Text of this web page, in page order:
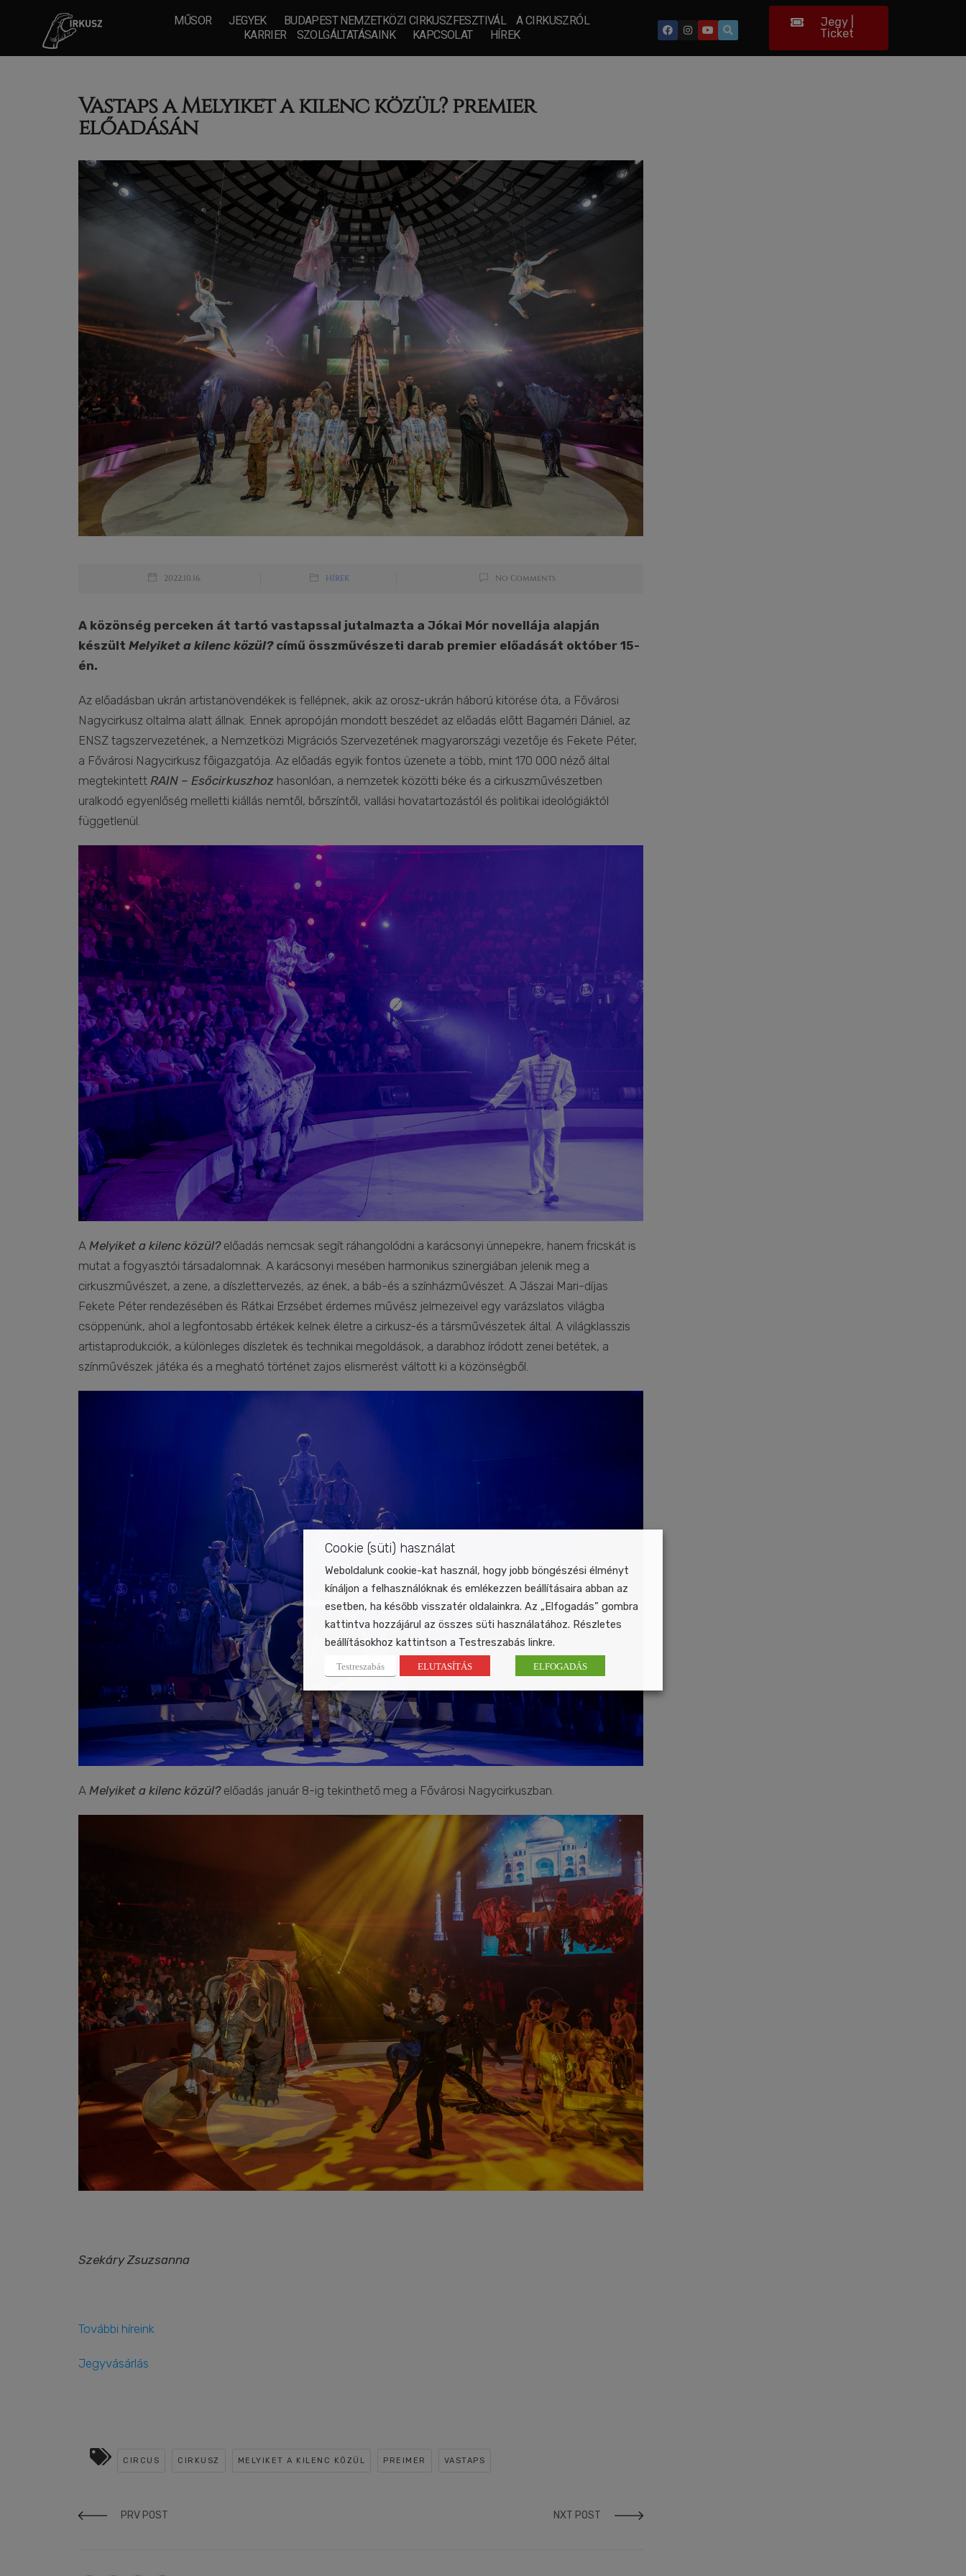
MŰSOR JEGYEK BUDAPEST NEMZETKÖZI CIRKUSZFESZTIVÁL
A CIRKUSZRÓL
KARRIER
SZOLGÁLTATÁSAINK KAPCSOLAT HÍREK
Jegy |
Ticket
Vastaps a Melyiket a kilenc közül? premier
előadásán
2022.10.16. HÍREK No Comments
A közönség perceken át tartó vastapssal jutalmazta a Jókai Mór novellája alapján
készült Melyiket a kilenc közül?című összművészeti darab premier előadását október 15-
én.
Az előadásban ukrán artistanövendékek is fellépnek, akik az orosz-ukrán háború kitörése óta, a Fővárosi
Nagycirkusz oltalma alatt állnak. Ennek apropóján mondott beszédet az előadás előtt Bagaméri Dániel, az
ENSZ tagszervezetének, a Nemzetközi Migrációs Szervezetének magyarországi vezetője és Fekete Péter,
a Fővárosi Nagycirkusz főigazgatója. Az előadás egyik fontos üzenete a több, mint 170 000 néző által
megtekintett RAIN – Esőcirkuszhoz hasonlóan, a nemzetek közötti béke és a cirkuszművészetben
uralkodó egyenlőség melletti kiállás nemtől, bőrszíntől, vallási hovatartozástól és politikai ideológiáktól
függetlenül.
A Melyiket a kilenc közül? előadás nemcsak segít ráhangolódni a karácsonyi ünnepekre, hanem fricskát is
mutat a fogyasztói társadalomnak. A karácsonyi mesében harmonikus szinergiában jelenik meg a
cirkuszművészet, a zene, a díszlettervezés, az ének, a báb-és a színházművészet. A Jászai Mari-díjas
Fekete Péter rendezésében és Rátkai Erzsébet érdemes művész jelmezeivel egy varázslatos világba
csöppenünk, ahol a legfontosabb értékek kelnek életre a cirkusz-és a társművészetek által. A világklasszis
artistaprodukciók, a különleges díszletek és technikai megoldások, a darabhoz íródott zenei betétek, a
színművészek játéka és a megható történet zajos elismerést váltott ki a közönségből.
A Melyiket a kilenc közül?előadás január 8-ig tekinthető meg a Fővárosi Nagycirkuszban.
Szekáry Zsuzsanna
További híreink
Jegyvásárlás
CIRCUS CIRKUSZ MELYIKET A KILENC KÖZÜL PREIMER VASTAPS
PRV POST NXT POST
Cookie (süti) használat
Weboldalunk cookie-kat használ, hogy jobb böngészési élményt
kínáljon a felhasználóknak és emlékezzen beállításaira abban az
esetben, ha később visszatér oldalainkra. Az „Elfogadás” gombra
kattintva hozzájárul az összes süti használatához. Részletes
beállításokhoz kattintson a Testreszabás linkre.
Testreszabás ELUTASÍTÁS ELFOGADÁS